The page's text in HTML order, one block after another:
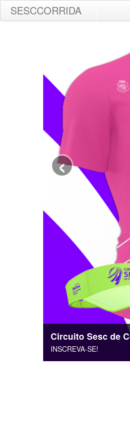
SESCCORRIDA
Circuito Sesc de
INSCREVA-SE!
‹